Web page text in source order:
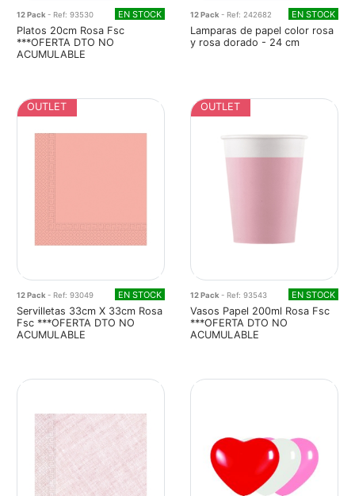
12 Pack - Ref: 93530 EN STOCK
Platos 20cm Rosa Fsc
***OFERTA DTO NO
ACUMULABLE
12 Pack - Ref: 242682 EN STOCK
Lamparas de papel color rosa
y rosa dorado - 24 cm
OUTLET
12 Pack - Ref: 93049 EN STOCK
Servilletas 33cm X 33cm Rosa
Fsc ***OFERTA DTO NO
ACUMULABLE
OUTLET
12 Pack - Ref: 93543 EN STOCK
Vasos Papel 200ml Rosa Fsc
***OFERTA DTO NO
ACUMULABLE